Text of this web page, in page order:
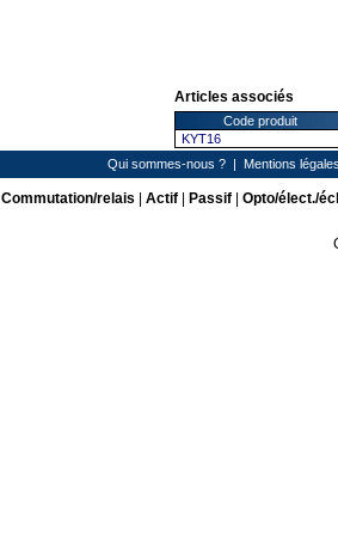
Articles associés
Code produit
KYT16
Qui sommes-nous ? | Mentions légales
Commutation/relais Actif| Passif| Opto/élect./